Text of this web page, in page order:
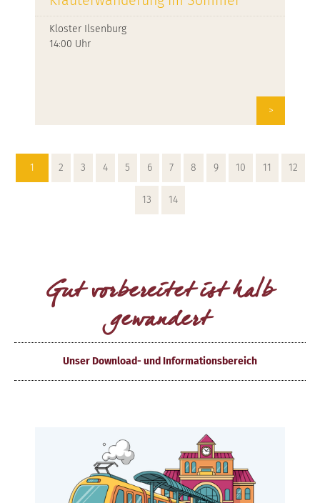
Kloster Ilsenburg
14:00 Uhr
>
1 2 3 4 5 6 7 8 9 10 11 12
13 14
Gut vorbereitet ist halb
gewandert
Unser Download- und Informationsbereich